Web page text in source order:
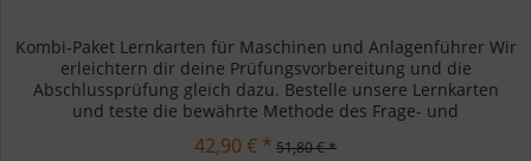
Kombi-Paket Lernkarten für Maschinen und Anlagenführer Wir
erleichtern dir deine Prüfungsvorbereitung und die
Abschlussprüfung gleich dazu. Bestelle unsere Lernkarten
und teste die bewährte Methode des Frage- und
Antwortsystems. Teste es...
42,90 € * 51,80 € *